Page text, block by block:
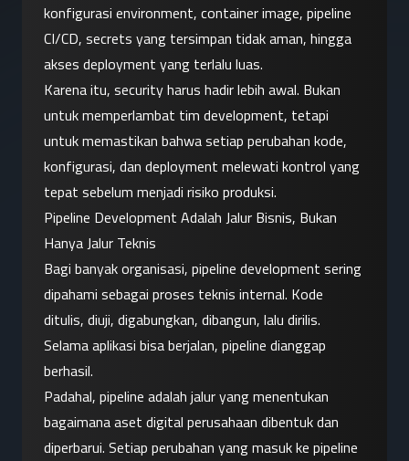
konfigurasi environment, container image, pipeline
CI/CD, secrets yang tersimpan tidak aman, hingga
akses deployment yang terlalu luas.
Karena itu, security harus hadir lebih awal. Bukan
untuk memperlambat tim development, tetapi
untuk memastikan bahwa setiap perubahan kode,
konfigurasi, dan deployment melewati kontrol yang
tepat sebelum menjadi risiko produksi.
Pipeline Development Adalah Jalur Bisnis, Bukan
Hanya Jalur Teknis
Bagi banyak organisasi, pipeline development sering
dipahami sebagai proses teknis internal. Kode
ditulis, diuji, digabungkan, dibangun, lalu dirilis.
Selama aplikasi bisa berjalan, pipeline dianggap
berhasil.
Padahal, pipeline adalah jalur yang menentukan
bagaimana aset digital perusahaan dibentuk dan
diperbarui. Setiap perubahan yang masuk ke pipeline